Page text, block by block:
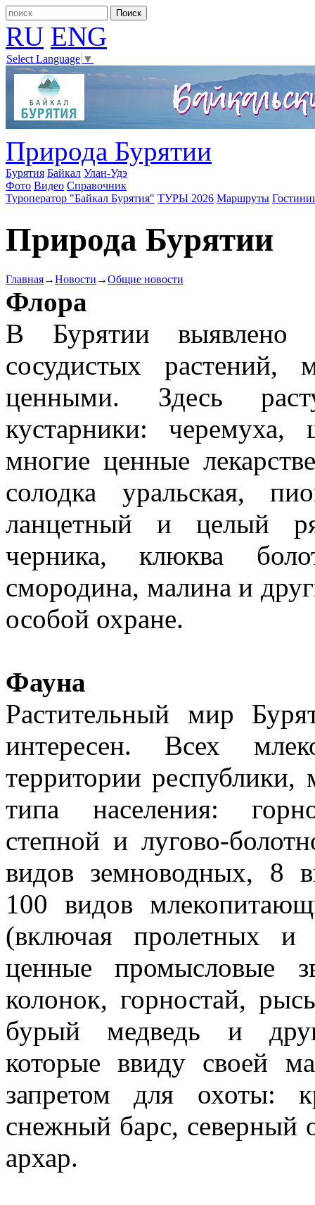
RU ENG
Select Language ▼
Природа Бурятии
Бурятия Байкал Улан-Удэ
Фото Видео Справочник
Туроператор "Байкал Бурятия" ТУРЫ 2026 Маршруты
Природа Бурятии
Главная→Новости →Общие новости
Флора
В Бурятии выявлено
сосудистых растений,
ценными. Здесь
кустарники: черемуха,
многие ценные
солодка уральская,
ланцетный и целый
черника, клюква
смородина, малина и
особой охране.
Фауна
Растительный мир
интересен. Всех
территории республики,
типа населения:
степной и лугово-
видов земноводных, 8
100 видов
(включая пролетных и
ценные промысловые
колонок, горностай,
бурый медведь и
которые ввиду своей
запретом для охоты:
снежный барс, северный
архар.